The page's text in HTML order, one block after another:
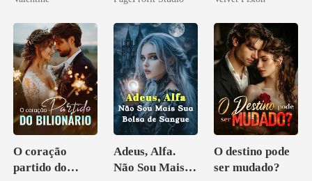
esposa
da Híbrida
desafiar
O coração
partido do
Adeus, Alfa.
Não Sou Mais
O destino pode
ser mudado?